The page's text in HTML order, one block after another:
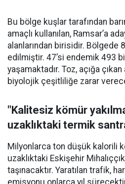
Bu bölge kuşlar tarafından
amaçlı kullanılan, Ramsar’a
alanlarından birisidir. Bölgede
edilmiştir. 47’si endemik 493
yaşamaktadır. Toz, açığa
biyolojik çeşitliliğe zarar
"Kalitesiz kömür
uzaklıktaki termik
Milyonlarca ton düşük kalorili
uzaklıktaki Eskişehir
taşınacaktır. Yaratılan trafik,